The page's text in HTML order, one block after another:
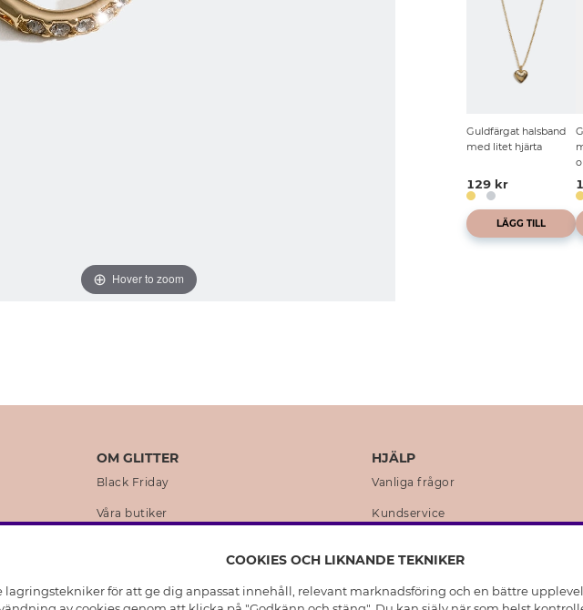
Hover to zoom
Guldfärgat halsband
med litet hjärta
129 kr
LÄGG TILL
OM GLITTER
Black Friday
Våra butiker
Hållbarhet
HJÄLP
Vanliga frågor
Kundservice
Skötselråd skinnhandskar
COOKIES OCH LIKNANDE TEKNIKER
för att ge dig anpassat innehåll, relevant marknadsföring och en bättre